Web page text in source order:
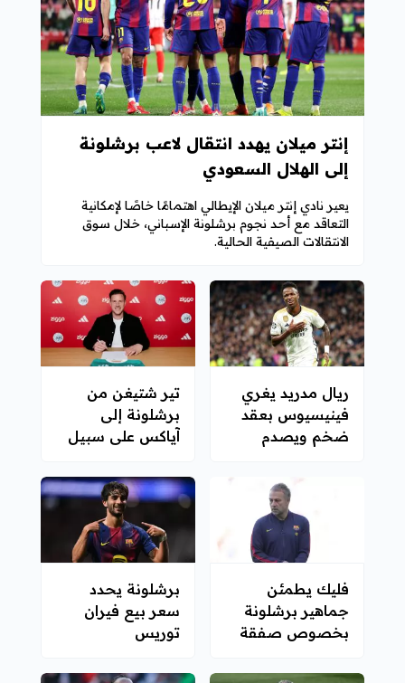
إنتر ميلان يهدد انتقال لاعب برشلونة
إلى الهلال السعودي
يعير نادي إنتر ميلان الإيطالي اهتمامًا خاصًا لإمكانية
التعاقد مع أحد نجوم برشلونة الإسباني، خلال سوق
الانتقالات الصيفية الحالية.
ريال مدريد يغري
فينيسيوس بعقد
ضخم ويصدم
تير شتيغن من
برشلونة إلى
آياكس على سبيل
فليك يطمئن
جماهير برشلونة
بخصوص صفقة
برشلونة يحدد
سعر بيع فيران
توريس